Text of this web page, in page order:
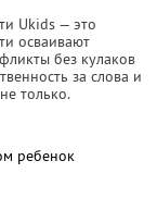
Ukids — это
осваивают
без кулаков
за слова и
только.
ребенок